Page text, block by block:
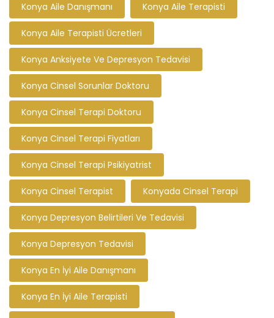
Konya Aile Danışmanı Konya Aile Terapisti
Konya Aile Terapisti Ücretleri
Konya Anksiyete Ve Depresyon Tedavisi
Konya Cinsel Sorunlar Doktoru
Konya Cinsel Terapi Doktoru
Konya Cinsel Terapi Fiyatları
Konya Cinsel Terapi Psikiyatrist
Konya Cinsel Terapist Konyada Cinsel Terapi
Konya Depresyon Belirtileri Ve Tedavisi
Konya Depresyon Tedavisi
Konya En İyi Aile Danışmanı
Konya En İyi Aile Terapisti